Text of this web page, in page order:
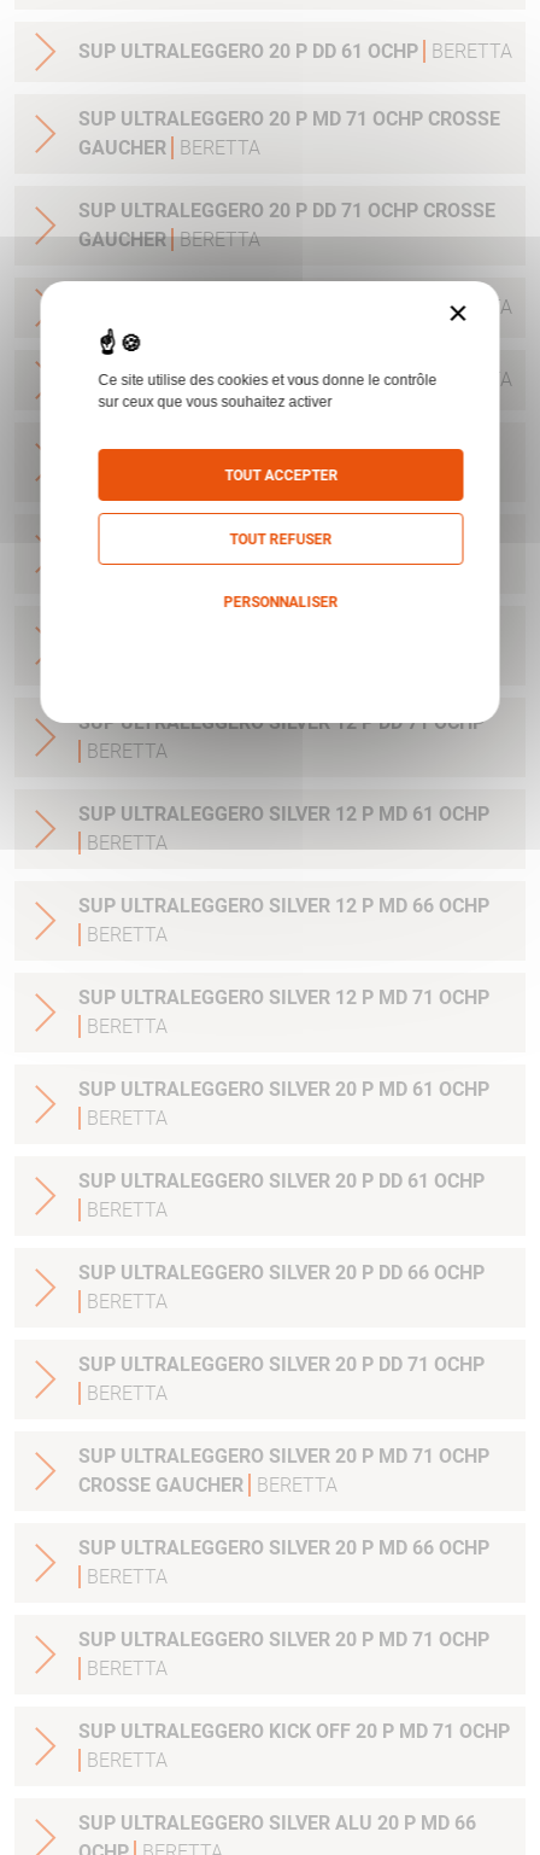
SUP ULTRALEGGERO 20 P DD 61 OCHP BERETTA
SUP ULTRALEGGERO 20 P MD 71 OCHP CROSSE
GAUCHER
BERETTA
SUP ULTRALEGGERO 20 P DD 71 OCHP CROSSE
GAUCHER BERETTA
BERETTA
SUP ULTRALEGGERO 20 P DD 71 OCHP BERETTA
SUP ULTRALEGGERO SILVER 12 P MD 66 OCHP
CROSSE GAUCHER BERETTA
SUP ULTRALEGGERO SILVER 12 P MD 71 OCHP
CROSSE GAUCHER BERETTA
SUP ULTRALEGGERO SILVER 12 P DD 71 OCHP
BERETTA
SUP ULTRALEGGERO SILVER 12 P MD 61 OCHP
BERETTA
SUP ULTRALEGGERO SILVER 12 P MD 66 OCHP
BERETTA
SUP ULTRALEGGERO SILVER 12 P MD 71 OCHP
BERETTA
SUP ULTRALEGGERO SILVER 20 P MD 61 OCHP
BERETTA
SUP ULTRALEGGERO SILVER 20 P DD 61 OCHP
BERETTA
SUP ULTRALEGGERO SILVER 20 P DD 66 OCHP
BERETTA
SUP ULTRALEGGERO SILVER 20 P DD 71 OCHP
BERETTA
SUP ULTRALEGGERO SILVER 20 P MD 71 OCHP
CROSSE GAUCHER
BERETTA
SUP ULTRALEGGERO SILVER 20 P MD 66 OCHP
BERETTA
SUP ULTRALEGGERO SILVER 20 P MD 71 OCHP
BERETTA
SUP ULTRALEGGERO KICK OFF 20 P MD 71 OCHP
BERETTA
SUP ULTRALEGGERO SILVER ALU 20 P MD 66
×
Ce site utilise des cookies et vous donne le contrôle
sur ceux que vous souhaitez activer
TOUT ACCEPTER
TOUT REFUSER
PERSONNALISER